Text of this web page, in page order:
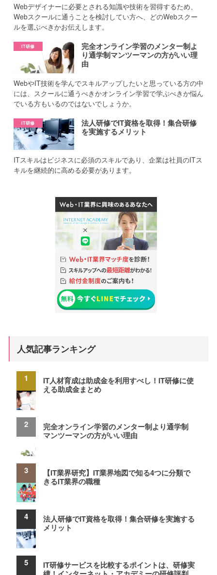
Webデザイナーに必要とされる知識や技術を習得するため、
Webスクールに通うことを検討してい方へ、どのWebスクー
ルを選ぶべきかお伝えします。
完全オンライン学習のメンター制よ
り通学制マンツーマンの方がいい理
由
WebやIT技術を学んでスキルアップしたいと思っている方の中
には、スクールに通うべきかオンライン学習で学ぶべきか悩ん
でいる方もいるのではないでしょうか。
法人研修でIT資格を取得！集合研修
を実施するメリット
ITスキルはビジネスに必須のスキルであり、企業は社員のITス
キルを継続的に高める必要があります。
人気記事ランキング
IT人材育成は助成金を利用すべし！IT研修に使
える助成金まとめ
完全オンライン学習のメンター制より通学制
マンツーマンの方がいい理由
【IT業界研究】IT業界地図で知る4つに分類で
きるIT業界の職種
法人研修でIT資格を取得！集合研修を実施する
メリット
IT研修サービスを比較するポイントは、研修実